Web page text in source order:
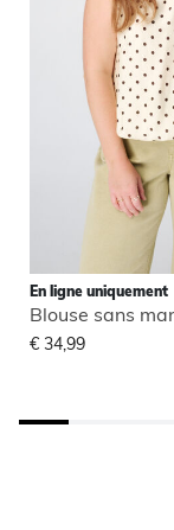
En ligne uniquement
€ 34,99